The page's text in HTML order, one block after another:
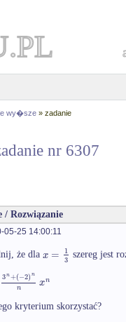
wy�sze » zadanie
nr 6307
/ Rozwiązanie
05-25 14:00:11
że dla x = 1
3 szereg jest
3n+(−2)n
n xn
kryterium skorzystać?